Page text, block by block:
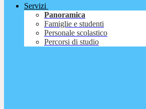
Servizi
Panoramica
Famiglie e studenti
Personale scolastico
Percorsi di studio